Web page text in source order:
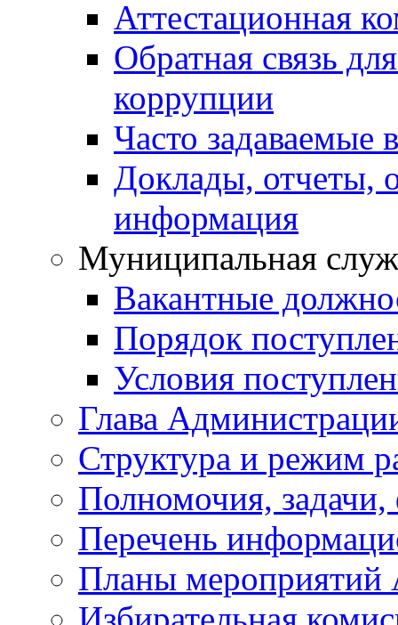
Аттестационная
Обратная связь
коррупции
Часто задаваемые
Доклады, отчеты,
информация
Муниципальная
Вакантные
Порядок
Условия
Глава
Структура и режим
Полномочия,
Перечень
Планы мероприятий